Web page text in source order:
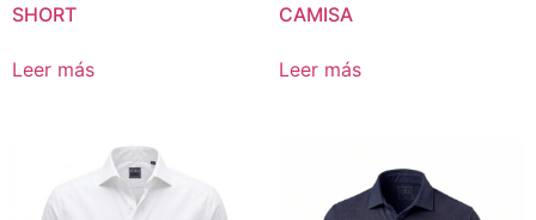
SHORT
Leer más
CAMISA
Leer más